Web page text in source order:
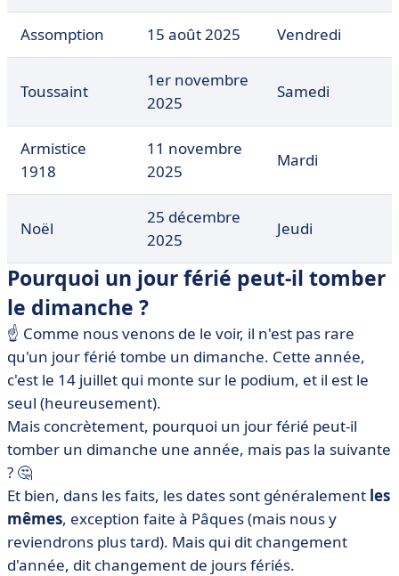
Assomption 15 août 2025 Vendredi
Toussaint
1er novembre
2025
Samedi
Armistice
1918
11 novembre
2025
Mardi
Noël
25 décembre
2025
Jeudi
Pourquoi un jour férié peut-il tomber
le dimanche ?
☝️ Comme nous venons de le voir, il n'est pas rare
qu'un jour férié tombe un dimanche. Cette année,
c'est le 14 juillet qui monte sur le podium, et il est le
seul (heureusement).
Mais concrètement, pourquoi un jour férié peut-il
tomber un dimanche une année, mais pas la suivante
? 🤔
Et bien, dans les faits, les dates sont généralement les
mêmes, exception faite à Pâques (mais nous y
reviendrons plus tard). Mais qui dit changement
d'année, dit changement de jours fériés.